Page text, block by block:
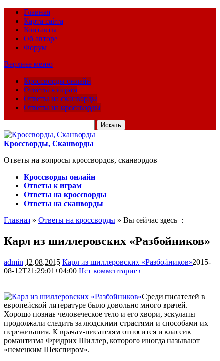
Главная
Карта сайта
Контакты
Об авторе
Форум
Верхнее меню
Кроссворды онлайн
Ответы к играм
Ответы на сканворды
Ответы на кроссворды
для:
Кроссворды, Сканворды
Ответы на вопросы кроссвордов, сканвордов
Кроссворды онлайн
Ответы к играм
Ответы на кроссворды
Ответы на сканворды
Главная » Ответы на кроссворды » Вы сейчас здесь :
Карл из шиллеровских «Разбойников»
admin 12.08.2015 Карл из шиллеровских «Разбойников»2015-
08-12T21:29:01+04:00 Нет комментариев
Среди писателей в
европейской литературе было довольно много врачей.
Хорошо познав человеческое тело и его хвори, эскулапы
продолжали следить за людскими страстями и способами их
переживания. К врачам-писателям относится и классик
романтизма Фридрих Шиллер, которого иногда называют
«немецким Шекспиром».